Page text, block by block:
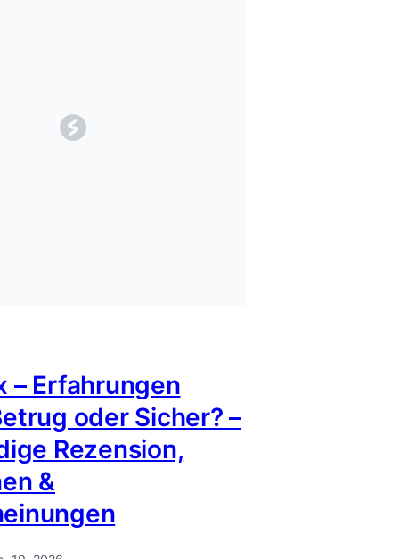
– Erfahrungen
oder Sicher? –
Rezension,
&